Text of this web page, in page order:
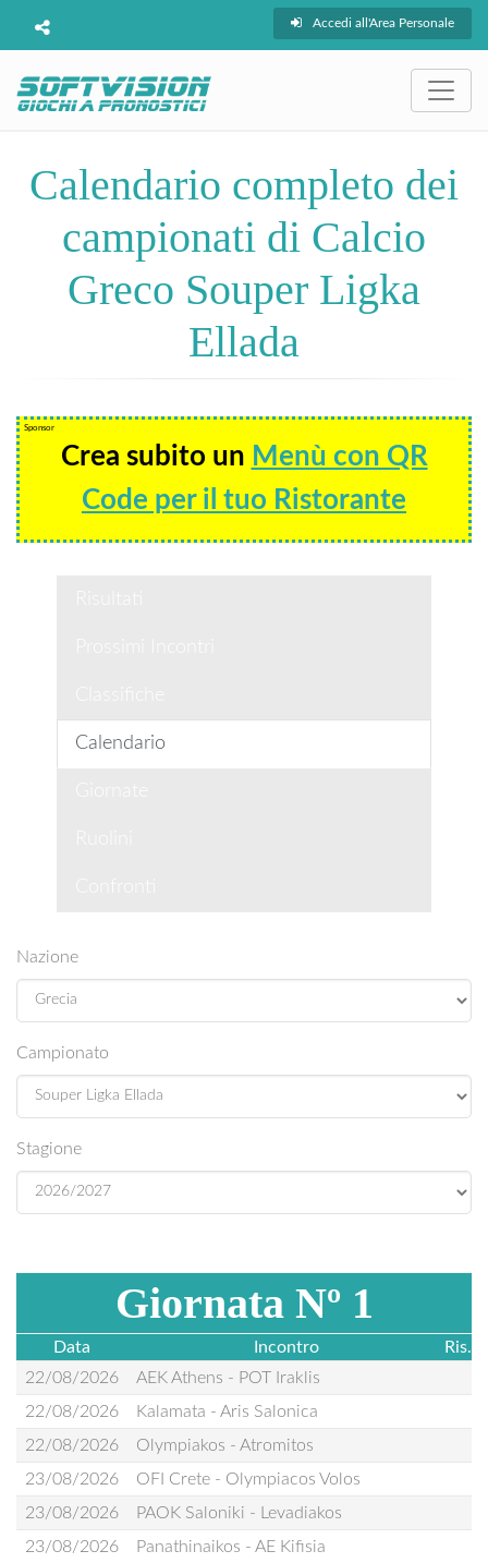
Accedi all'Area Personale
Calendario completo dei
campionati di Calcio
Greco Souper Ligka
Ellada
Sponsor
Crea subito un Menù con QR
Code per il tuo Ristorante
Calendario
Nazione
Campionato
Stagione
Giornata Nº 1
Data Incontro
Ris.
22/08/2026
AEK Athens - POT Iraklis
22/08/2026
Kalamata - Aris Salonica
22/08/2026
Olympiakos - Atromitos
23/08/2026
OFI Crete - Olympiacos Volos
23/08/2026
PAOK Saloniki - Levadiakos
23/08/2026
Panathinaikos - AE Kifisia